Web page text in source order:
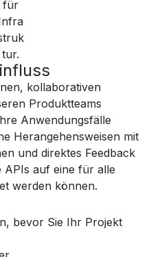
kollaborativen
Produktteams
Anwendungsfälle
Herangehensweisen mit
und direktes Feedback
APIs auf eine für alle
werden können.
bevor Sie Ihr Projekt